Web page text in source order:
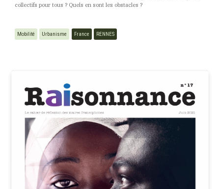
collectifs pour tous ? Quels en sont les obstacles ?
Mobilité Urbanisme France RENNES